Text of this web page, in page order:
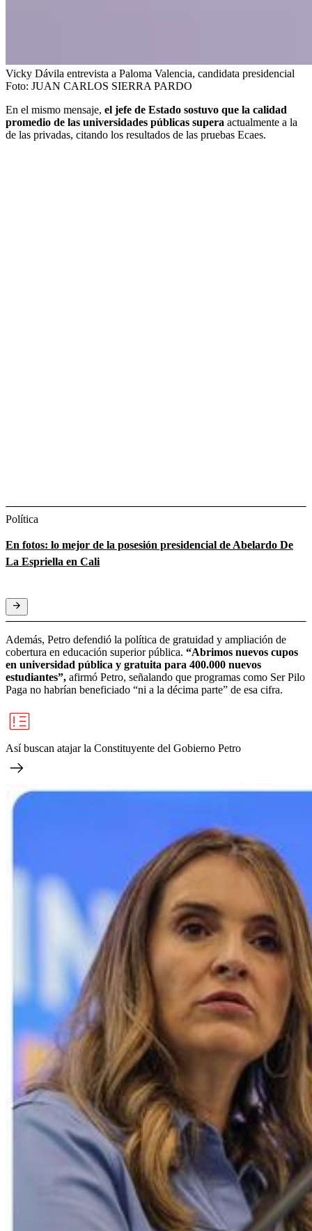
Vicky Dávila entrevista a Paloma Valencia, candidata presidencial
Foto: JUAN CARLOS SIERRA PARDO
En el mismo mensaje, el jefe de Estado sostuvo que la calidad
promedio de las universidades públicas supera actualmente a la
de las privadas, citando los resultados de las pruebas Ecaes.
Política
En fotos: lo mejor de la posesión presidencial de Abelardo De
La Espriella en Cali
Además, Petro defendió la política de gratuidad y ampliación de
cobertura en educación superior pública. “Abrimos nuevos cupos
en universidad pública y gratuita para 400.000 nuevos
estudiantes”, afirmó Petro, señalando que programas como Ser Pilo
Paga no habrían beneficiado “ni a la décima parte” de esa cifra.
Así buscan atajar la Constituyente del Gobierno Petro